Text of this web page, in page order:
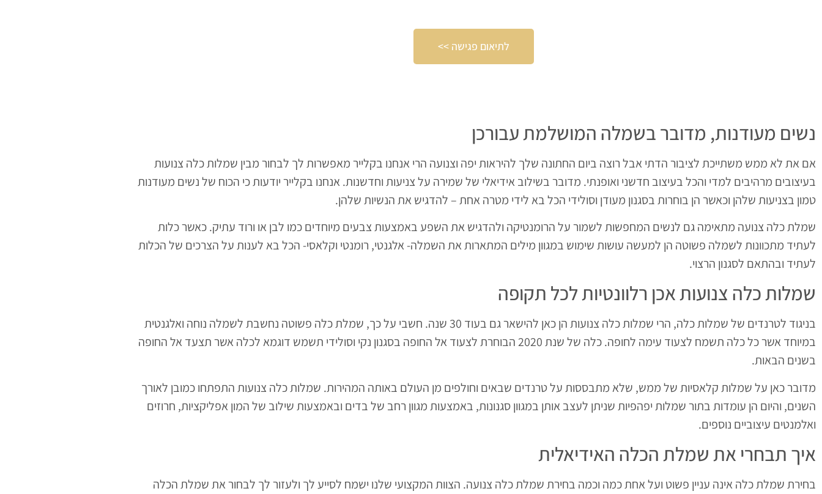
לתיאום פגישה >>
נשים מעודנות, מדובר בשמלה המושלמת עבורכן
אם את לא ממש משתייכת לציבור הדתי אבל רוצה ביום החתונה שלך להיראות יפה וצנועה הרי אנחנו בקלייר מאפשרות לך לבחור מבין שמלות כלה צנועות
בעיצובים מרהיבים למדי והכל בעיצוב חדשני ואופנתי. מדובר בשילוב אידיאלי של שמירה על צניעות וחדשנות. אנחנו בקלייר יודעות כי הכוח של נשים מעודנות
טמון בצניעות שלהן וכאשר הן בוחרות בסגנון מעודן וסולידי הכל בא לידי מטרה אחת – להדגיש את הנשיות שלהן.
שמלת כלה צנועה מתאימה גם לנשים המחפשות לשמור על הרומנטיקה ולהדגיש את השפע באמצעות צבעים מיוחדים כמו לבן או ורוד עתיק. כאשר כלות
לעתיד מתכוונות לשמלה פשוטה הן למעשה עושות שימוש במגוון מילים המתארות את השמלה- אלגנטי, רומנטי וקלאסי- הכל בא לענות על הצרכים של הכלות
לעתיד ובהתאם לסגנון הרצוי.
שמלות כלה צנועות אכן רלוונטיות לכל תקופה
בניגוד לטרנדים של שמלות כלה, הרי שמלות כלה צנועות הן כאן להישאר גם בעוד 30 שנה. חשבי על כך, שמלת כלה פשוטה נחשבת לשמלה נוחה ואלגנטית
במיוחד אשר כל כלה תשמח לצעוד עימה לחופה. כלה של שנת 2020 הבוחרת לצעוד אל החופה בסגנון נקי וסולידי תשמש דוגמא לכלה אשר תצעד אל החופה
בשנים הבאות.
מדובר כאן על שמלות קלאסיות של ממש, שלא מתבססות על טרנדים שבאים וחולפים מן העולם באותה המהירות. שמלות כלה צנועות התפתחו כמובן לאורך
השנים, והיום הן עומדות בתור שמלות יפהפיות שניתן לעצב אותן במגוון סגנונות, באמצעות מגוון רחב של בדים ובאמצעות שילוב של המון אפליקציות, חרוזים
ואלמנטים עיצוביים נוספים.
איך תבחרי את שמלת הכלה האידיאלית
בחירת שמלת כלה אינה עניין פשוט ועל אחת כמה וכמה בחירת שמלת כלה צנועה. הצוות המקצועי שלנו ישמח לסייע לך ולעזור לך לבחור את שמלת הכלה